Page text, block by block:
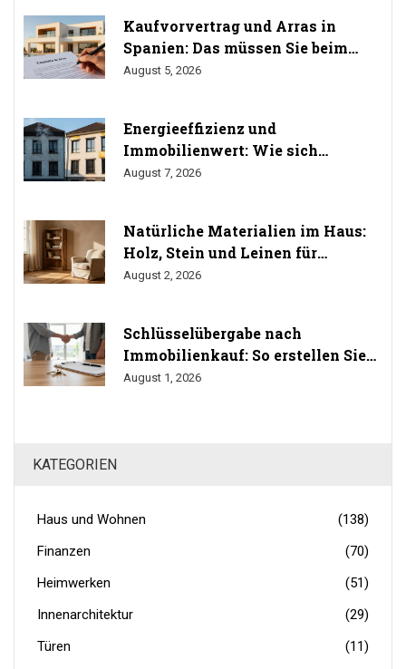
Kaufvorvertrag und Arras in
Spanien: Das müssen Sie beim
Immobilienkauf wissen
August 5, 2026
Energieeffizienz und
Immobilienwert: Wie sich
Sanierung auf den Preis auswirkt
August 7, 2026
Natürliche Materialien im Haus:
Holz, Stein und Leinen für
gesundes Wohnen
August 2, 2026
Schlüsselübergabe nach
Immobilienkauf: So erstellen Sie
das Übergabeprotokoll richtig
August 1, 2026
KATEGORIEN
Haus und Wohnen
(138)
Finanzen
(70)
Heimwerken
(51)
Innenarchitektur
(29)
Türen
(11)